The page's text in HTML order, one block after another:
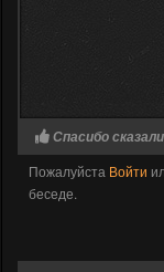
Спасибо сказали
Пожалуйста Войти
беседе.